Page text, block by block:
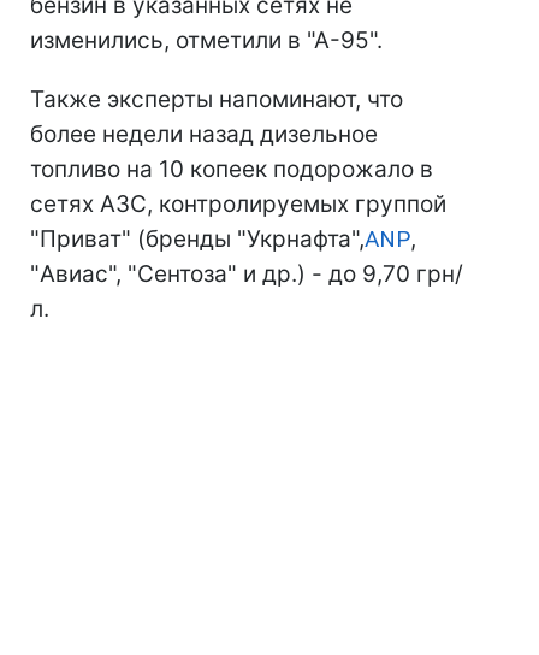
изменились, отметили в "А-95".
Также эксперты напоминают, что
более недели назад дизельное
топливо на 10 копеек подорожало в
сетях АЗС, контролируемых группой
"Приват" (бренды "Укрнафта",ANP,
"Авиас", "Сентоза" и др.) - до 9,70 грн/
л.